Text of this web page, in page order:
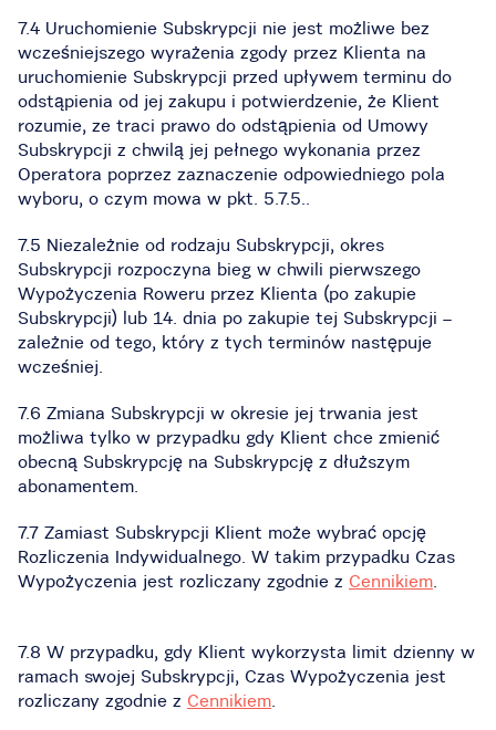
7.4 Uruchomienie Subskrypcji nie jest możliwe bez
wcześniejszego wyrażenia zgody przez Klienta na
uruchomienie Subskrypcji przed upływem terminu do
odstąpienia od jej zakupu i potwierdzenie, że Klient
rozumie, ze traci prawo do odstąpienia od Umowy
Subskrypcji z chwilą jej pełnego wykonania przez
Operatora poprzez zaznaczenie odpowiedniego pola
wyboru, o czym mowa w pkt. 5.7.5..
7.5 Niezależnie od rodzaju Subskrypcji, okres
Subskrypcji rozpoczyna bieg w chwili pierwszego
Wypożyczenia Roweru przez Klienta (po zakupie
Subskrypcji) lub 14. dnia po zakupie tej Subskrypcji –
zależnie od tego, który z tych terminów następuje
wcześniej.
7.6 Zmiana Subskrypcji w okresie jej trwania jest
możliwa tylko w przypadku gdy Klient chce zmienić
obecną Subskrypcję na Subskrypcję z dłuższym
abonamentem.
7.7 Zamiast Subskrypcji Klient może wybrać opcję
Rozliczenia Indywidualnego. W takim przypadku Czas
Wypożyczenia jest rozliczany zgodnie z Cennikiem.
7.8 W przypadku, gdy Klient wykorzysta limit dzienny w
ramach swojej Subskrypcji, Czas Wypożyczenia jest
rozliczany zgodnie z Cennikiem.